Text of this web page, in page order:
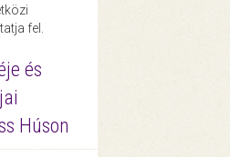
fel.
és
Húson